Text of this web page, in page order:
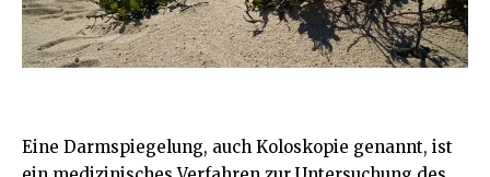
Eine Darmspiegelung, auch Koloskopie genannt, ist